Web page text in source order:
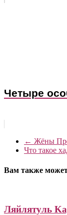
Четыре
← Жёны
Что такое
Вам также
Ляйлятуль